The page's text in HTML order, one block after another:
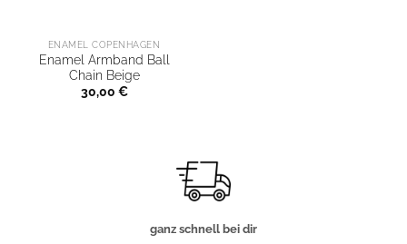
ENAMEL COPENHAGEN
Enamel Armband Ball
Chain Beige
30,00 €
ganz schnell bei dir